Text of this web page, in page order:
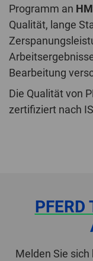
Programm an
Qualität, lange
Bearbeitung
Die Qualität von
zertifiziert nach
PFERD
Melden Sie sich